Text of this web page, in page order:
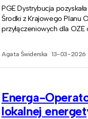
PGE Dystrybucja
Środki z Krajowego Planu
przyłączeniowych dla
Agata Świderska 13-03-2026
Energa-
lokalnej